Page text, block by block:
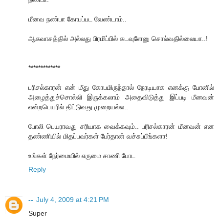
மீனவ நண்பா கோபப்பட வேண்டாம்..
ஆசுவாசத்தில் அல்லது பிரமிப்பில் கடவுளேனு சொல்வதில்லையா..!
*************
பரிசல்காரன் என் மீது கோபமிருந்தால் நேரடியாக எனக்கு போனில்
அழைத்துச்சொல்லி இருக்கலாம் அதைவிடுத்து இப்படி மீனவன்
என்றபெயரில் திட்டுவது முறையல்ல..
போலி பெயராவது சரியாக வைக்கவும்.. பரிசல்காரன் மீனவன் என
தண்ணியில் மிதப்பவர்கள் பேர்தான் வச்சுப்பீங்களா!
உங்கள் நேர்மையில் எருமை சாணி போட
Reply
-- July 4, 2009 at 4:21 PM
Super